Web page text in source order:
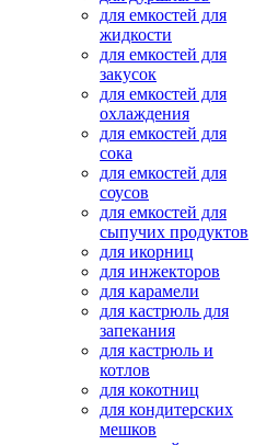
для емкостей для
жидкости
для емкостей для
закусок
для емкостей для
охлаждения
для емкостей для
сока
для емкостей для
соусов
для емкостей для
сыпучих продуктов
для икорниц
для инжекторов
для карамели
для кастрюль для
запекания
для кастрюль и
котлов
для кокотниц
для кондитерских
мешков